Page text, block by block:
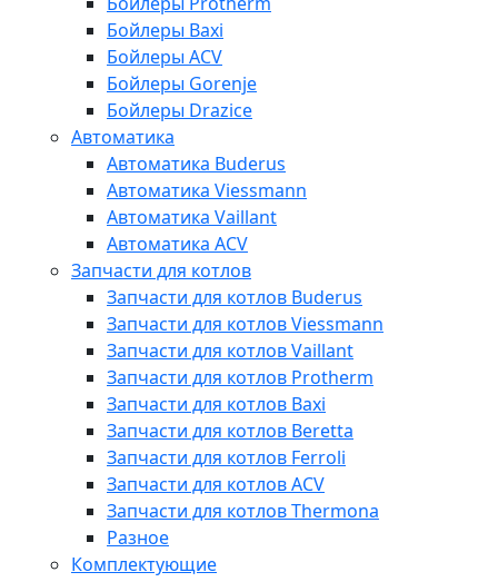
Бойлеры Baxi
Бойлеры ACV
Бойлеры Gorenje
Бойлеры Drazice
Автоматика
Автоматика Buderus
Автоматика Viessmann
Автоматика Vaillant
Автоматика ACV
Запчасти для котлов
Запчасти для котлов Buderus
Запчасти для котлов Viessmann
Запчасти для котлов Vaillant
Запчасти для котлов Protherm
Запчасти для котлов Baxi
Запчасти для котлов Beretta
Запчасти для котлов Ferroli
Запчасти для котлов ACV
Запчасти для котлов Thermona
Разное
Комплектующие